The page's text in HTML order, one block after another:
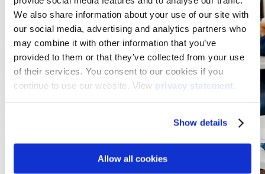
We also share information about your use of our site with
our social media, advertising and analytics partners who
may combine it with other information that you’ve
provided to them or that they’ve collected from your use
of their services. You consent to our cookies if you
continue to use our website. View privacy statement.
Show details
Allow all cookies